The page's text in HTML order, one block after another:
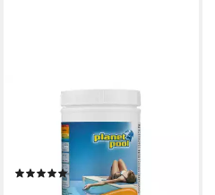
PLANET POOL
Poolpflege Planet Pool -
Langzeit-Chlor-Tabletten 200
(1)